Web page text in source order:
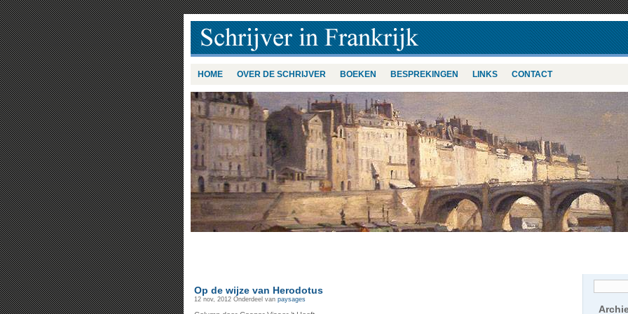
HOME OVER DE SCHRIJVER BOEKEN BESPREKINGEN LINKS CONTACT
Op de wijze van Herodotus
12 nov, 2012 Onderdeel van paysages